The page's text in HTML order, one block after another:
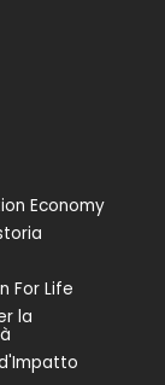
Economy
For Life
la